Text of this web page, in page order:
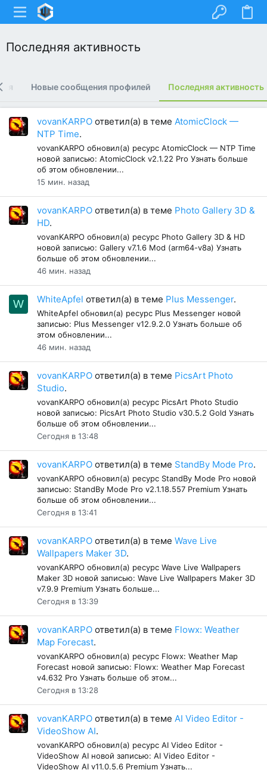
Последняя активность
Новые сообщения профилей Последняя активность
vovanKARPO ответил(а) в теме AtomicClock —
NTP Time.
vovanKARPO обновил(а) ресурс AtomicClock — NTP Time
новой записью: AtomicClock v2.1.22 Pro Узнать больше
об этом обновлении...
15 мин. назад
vovanKARPO ответил(а) в теме Photo Gallery 3D &
HD.
vovanKARPO обновил(а) ресурс Photo Gallery 3D & HD
новой записью: Gallery v7.1.6 Mod (arm64-v8a) Узнать
больше об этом обновлении...
46 мин. назад
W WhiteApfel ответил(а) в теме Plus Messenger.
WhiteApfel обновил(а) ресурс Plus Messenger новой
записью: Plus Messenger v12.9.2.0 Узнать больше об
этом обновлении...
46 мин. назад
vovanKARPO ответил(а) в теме PicsArt Photo
Studio.
vovanKARPO обновил(а) ресурс PicsArt Photo Studio
новой записью: PicsArt Photo Studio v30.5.2 Gold Узнать
больше об этом обновлении...
Сегодня в 13:48
vovanKARPO ответил(а) в теме StandBy Mode Pro.
vovanKARPO обновил(а) ресурс StandBy Mode Pro новой
записью: StandBy Mode Pro v2.1.18.557 Premium Узнать
больше об этом обновлении...
Сегодня в 13:41
vovanKARPO ответил(а) в теме Wave Live
Wallpapers Maker 3D.
vovanKARPO обновил(а) ресурс Wave Live Wallpapers
Maker 3D новой записью: Wave Live Wallpapers Maker 3D
v7.9.9 Premium Узнать больше...
Сегодня в 13:39
vovanKARPO ответил(а) в теме Flowx: Weather
Map Forecast.
vovanKARPO обновил(а) ресурс Flowx: Weather Map
Forecast новой записью: Flowx: Weather Map Forecast
v4.632 Pro Узнать больше об этом...
Сегодня в 13:28
vovanKARPO ответил(а) в теме AI Video Editor -
VideoShow AI.
vovanKARPO обновил(а) ресурс AI Video Editor -
VideoShow AI новой записью: AI Video Editor -
VideoShow AI v11.0.5.6 Premium Узнать...